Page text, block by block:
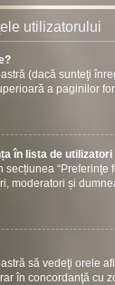
utilizatorului
(dacă sunteţi
a paginilor
în lista de
secțiunea “Preferinţe
moderatori și
să vedeţi orele
în concordanţă cu